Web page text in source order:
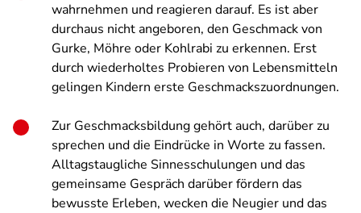
wahrnehmen und reagieren darauf. Es ist aber
durchaus nicht angeboren, den Geschmack von
Gurke, Möhre oder Kohlrabi zu erkennen. Erst
durch wiederholtes Probieren von Lebensmitteln
gelingen Kindern erste Geschmackszuordnungen.
Zur Geschmacksbildung gehört auch, darüber zu
sprechen und die Eindrücke in Worte zu fassen.
Alltagstaugliche Sinnesschulungen und das
gemeinsame Gespräch darüber fördern das
bewusste Erleben, wecken die Neugier und das